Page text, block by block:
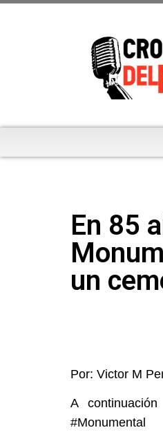
En 85
un
Por: Victor M
A
#Monumental